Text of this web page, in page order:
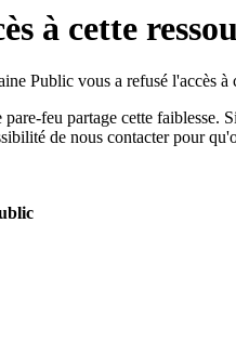
à cette
Public vous a refusé l'accès à
feu partage cette faiblesse.
de nous contacter pour